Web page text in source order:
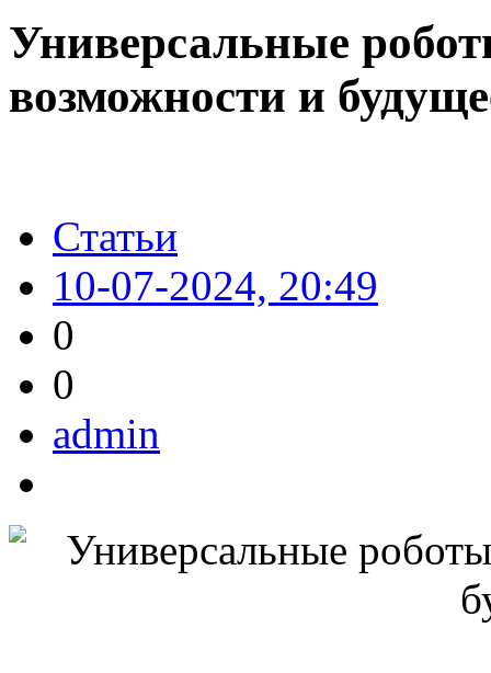
Универсальные
возможности и
Статьи
10-07-2024, 20:49
0
0
admin